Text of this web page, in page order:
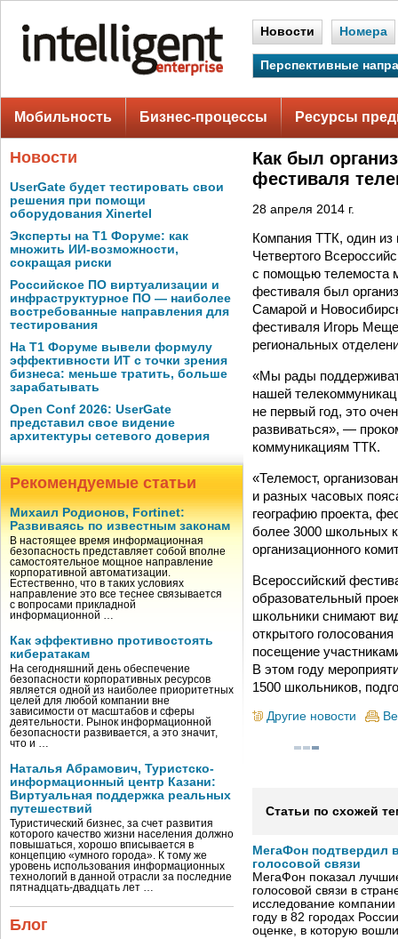
Новости Номера
Перспективные
Мобильность Бизнес-процессы Ресурсы
Новости
UserGate будет тестировать свои
решения при помощи
оборудования Xinertel
Эксперты на Т1 Форуме: как
множить ИИ-возможности,
сокращая риски
Российское ПО виртуализации и
инфраструктурное ПО — наиболее
востребованные направления для
тестирования
На Т1 Форуме вывели формулу
эффективности ИТ с точки зрения
бизнеса: меньше тратить, больше
зарабатывать
Open Conf 2026: UserGate
представил свое видение
архитектуры сетевого доверия
Рекомендуемые статьи
Михаил Родионов, Fortinet:
Развиваясь по известным законам
В настоящее время информационная
безопасность представляет собой вполне
самостоятельное мощное направление
корпоративной автоматизации.
Естественно, что в таких условиях
направление это все теснее связывается
с вопросами прикладной
информационной …
Как эффективно противостоять
кибератакам
На сегодняшний день обеспечение
безопасности корпоративных ресурсов
является одной из наиболее приоритетных
целей для любой компании вне
зависимости от масштабов и сферы
деятельности. Рынок информационной
безопасности развивается, а это значит,
что и …
Наталья Абрамович, Туристско-
информационный центр Казани:
Виртуальная поддержка реальных
путешествий
Туристический бизнес, за счет развития
которого качество жизни населения должно
повышаться, хорошо вписывается в
концепцию «умного города». К тому же
уровень использования информационных
технологий в данной отрасли за последние
пятнадцать-двадцать лет …
Блог
Как был
фестиваля
28 апреля 2014 г.
Компания ТТК, один из
Четвертого
с помощью телемоста
фестиваля был
Самарой и
фестиваля Игорь
региональных
«Мы рады
нашей
не первый год, это
развиваться», —
коммуникациям ТТК.
«Телемост,
и разных часовых
географию проекта,
более 3000 школьных
организационного
Всероссийский
образовательный
школьники снимают
открытого
посещение
В этом году
1500 школьников,
Другие новости
Статьи по схожей
МегаФон подтвердил
голосовой связи
МегаФон показал
голосовой связи в
исследование
году в 82 городах
оценке, в которую